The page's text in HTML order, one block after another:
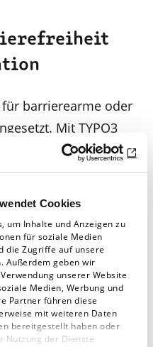
Cookies
um Inhalte und Anzeigen zu
für soziale Medien
die Zugriffe auf unsere
Außerdem geben wir
unserer Website
Medien, Werbung und
Partner führen diese
mit weiteren Daten
bereitgestellt haben oder
Nutzung der Dienste
barrierearme oder
Mit TYPO3
die vor
Die Navigation im
man einen
nutzt,
Redakteure nutzen
als zeitsparendes